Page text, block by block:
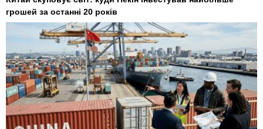
грошей за останні 20 років